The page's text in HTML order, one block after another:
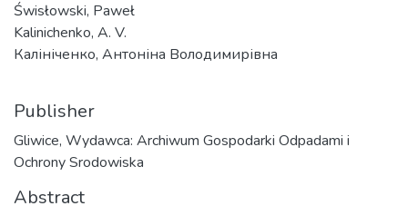
Świsłowski, Paweł
Kalinichenko, A. V.
Калініченко, Антоніна Володимирівна
Publisher
Gliwice, Wydawca: Archiwum Gospodarki Odpadami i
Ochrony Srodowiska
Abstract